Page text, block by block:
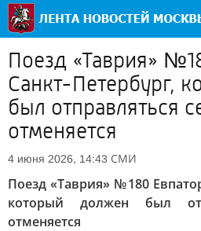
Поезд «Таврия»
Санкт-Петербург,
был отправляться
отменяется
4 июня 2026, 14:43 СМИ
Поезд «Таврия» №180
который должен был
отменяется